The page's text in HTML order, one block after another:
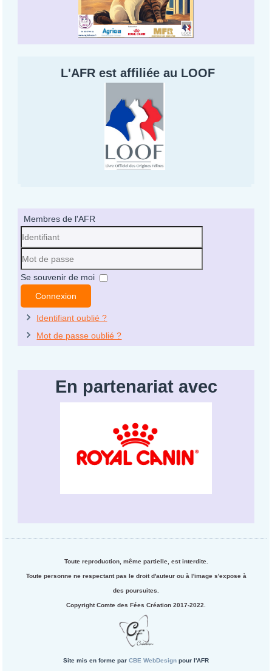
L'AFR est affiliée au LOOF
Membres de l'AFR
Identifiant
Mot
passe
Se souvenir de moi
Connexion
Identifiant oublié ?
Mot de passe oublié ?
En partenariat avec
Toute reproduction, même partielle, est interdite.
Toute personne ne respectant pas le droit d'auteur ou à l'image s'expose à
des poursuites.
Copyright Comte des Fées Création 2017-2022.
Site mis en forme par CBE WebDesign pour l'AFR